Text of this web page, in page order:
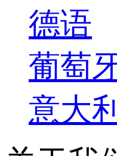
德语
葡萄
意大